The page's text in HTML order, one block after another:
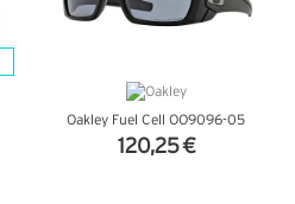
Oakley Fuel Cell OO9096-05
120,25 €